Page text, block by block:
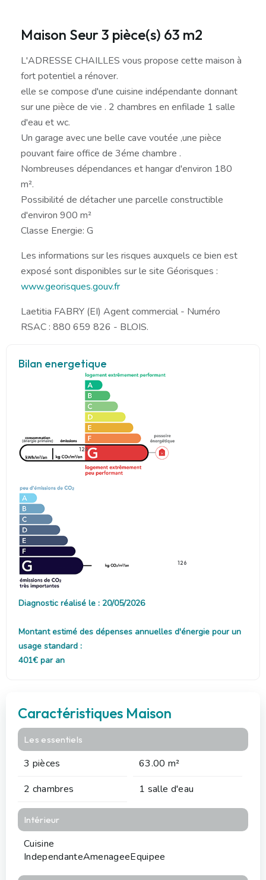
Maison Seur 3 pièce(s) 63 m2
L'ADRESSE CHAILLES vous propose cette maison à
fort potentiel a rénover.
elle se compose d'une cuisine indépendante donnant
sur une pièce de vie . 2 chambres en enfilade 1 salle
d'eau et wc.
Un garage avec une belle cave voutée ,une pièce
pouvant faire office de 3éme chambre .
Nombreuses dépendances et hangar d'environ 180
m².
Possibilité de détacher une parcelle constructible
d'environ 900 m²
Classe Energie: G
Les informations sur les risques auxquels ce bien est
exposé sont disponibles sur le site Géorisques :
www.georisques.gouv.fr
Laetitia FABRY (EI) Agent commercial - Numéro
RSAC : 880 659 826 - BLOIS.
Bilan energetique
126
126
Diagnostic réalisé le : 20/05/2026
Montant estimé des dépenses annuelles d'énergie pour un
usage standard :
401€ par an
Caractéristiques Maison
Les essentiels
3 pièces
63.00 m²
2 chambres
1 salle d'eau
Intérieur
Cuisine
IndependanteAmenageeEquipee